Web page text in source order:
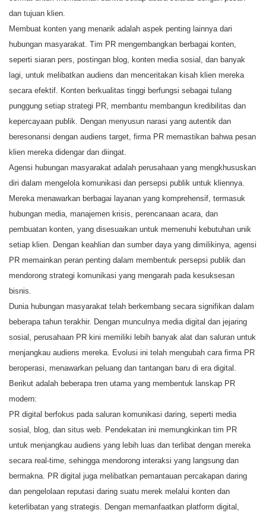
dan tujuan klien.
Membuat konten yang menarik adalah aspek penting lainnya dari
hubungan masyarakat. Tim PR mengembangkan berbagai konten,
seperti siaran pers, postingan blog, konten media sosial, dan banyak
lagi, untuk melibatkan audiens dan menceritakan kisah klien mereka
secara efektif. Konten berkualitas tinggi berfungsi sebagai tulang
punggung setiap strategi PR, membantu membangun kredibilitas dan
kepercayaan publik. Dengan menyusun narasi yang autentik dan
beresonansi dengan audiens target, firma PR memastikan bahwa pesan
klien mereka didengar dan diingat.
Agensi hubungan masyarakat adalah perusahaan yang mengkhususkan
diri dalam mengelola komunikasi dan persepsi publik untuk kliennya.
Mereka menawarkan berbagai layanan yang komprehensif, termasuk
hubungan media, manajemen krisis, perencanaan acara, dan
pembuatan konten, yang disesuaikan untuk memenuhi kebutuhan unik
setiap klien. Dengan keahlian dan sumber daya yang dimilikinya, agensi
PR memainkan peran penting dalam membentuk persepsi publik dan
mendorong strategi komunikasi yang mengarah pada kesuksesan
bisnis.
Dunia hubungan masyarakat telah berkembang secara signifikan dalam
beberapa tahun terakhir. Dengan munculnya media digital dan jejaring
sosial, perusahaan PR kini memiliki lebih banyak alat dan saluran untuk
menjangkau audiens mereka. Evolusi ini telah mengubah cara firma PR
beroperasi, menawarkan peluang dan tantangan baru di era digital.
Berikut adalah beberapa tren utama yang membentuk lanskap PR
modern:
PR digital berfokus pada saluran komunikasi daring, seperti media
sosial, blog, dan situs web. Pendekatan ini memungkinkan tim PR
untuk menjangkau audiens yang lebih luas dan terlibat dengan mereka
secara real-time, sehingga mendorong interaksi yang langsung dan
bermakna. PR digital juga melibatkan pemantauan percakapan daring
dan pengelolaan reputasi daring suatu merek melalui konten dan
keterlibatan yang strategis. Dengan memanfaatkan platform digital,